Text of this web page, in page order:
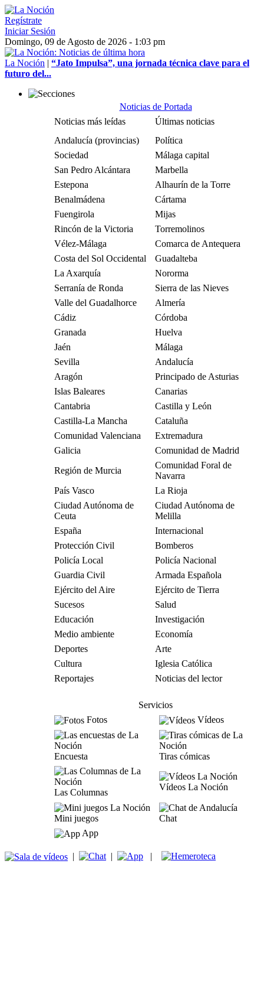
Regístrate
Iniciar Sesión
Domingo, 09 de Agosto de 2026 - 1:03 pm
La Noción | “Jato Impulsa”, una jornada técnica clave para el
futuro del...
Noticias de Portada
Noticias más leídas
Últimas noticias
Andalucía (provincias)
Política
Sociedad
Málaga capital
San Pedro Alcántara
Marbella
Estepona
Alhaurín de la Torre
Benalmádena
Cártama
Fuengirola
Mijas
Rincón de la Victoria
Torremolinos
Vélez-Málaga
Comarca de Antequera
Costa del Sol Occidental
Guadalteba
La Axarquía
Nororma
Serranía de Ronda
Sierra de las Nieves
Valle del Guadalhorce
Almería
Cádiz
Córdoba
Granada
Huelva
Jaén
Málaga
Sevilla
Andalucía
Aragón
Principado de Asturias
Islas Baleares
Canarias
Cantabria
Castilla y León
Castilla-La Mancha
Cataluña
Comunidad Valenciana
Extremadura
Galicia
Comunidad de Madrid
Región de Murcia
Comunidad Foral de
Navarra
País Vasco
La Rioja
Ciudad Autónoma de
Ceuta
Ciudad Autónoma de
Melilla
España
Internacional
Protección Civil
Bomberos
Policía Local
Policía Nacional
Guardia Civil
Armada Española
Ejército del Aire
Ejército de Tierra
Sucesos
Salud
Educación
Investigación
Medio ambiente
Economía
Deportes
Arte
Cultura
Iglesia Católica
Reportajes
Noticias del lector
Servicios
Fotos
Vídeos
Encuesta Tiras cómicas
Las Columnas
Vídeos La Noción
Mini juegos
Chat
App
| | |